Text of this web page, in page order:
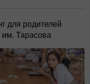
для родителей
Тарасова